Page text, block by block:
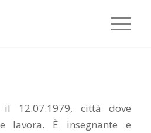
12.07.1979, città dove
lavora. È insegnante e